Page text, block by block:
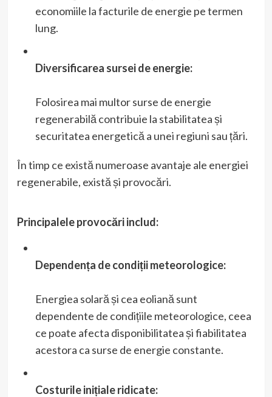
economiile la facturile de energie pe termen
lung.
Diversificarea sursei de energie:
Folosirea mai multor surse de energie
regenerabilă contribuie la stabilitatea și
securitatea energetică a unei regiuni sau țări.
În timp ce există numeroase avantaje ale energiei
regenerabile, există și provocări.
Principalele provocări includ:
Dependența de condiții meteorologice:
Energiea solară și cea eoliană sunt
dependente de condițiile meteorologice, ceea
ce poate afecta disponibilitatea și fiabilitatea
acestora ca surse de energie constante.
Costurile inițiale ridicate: